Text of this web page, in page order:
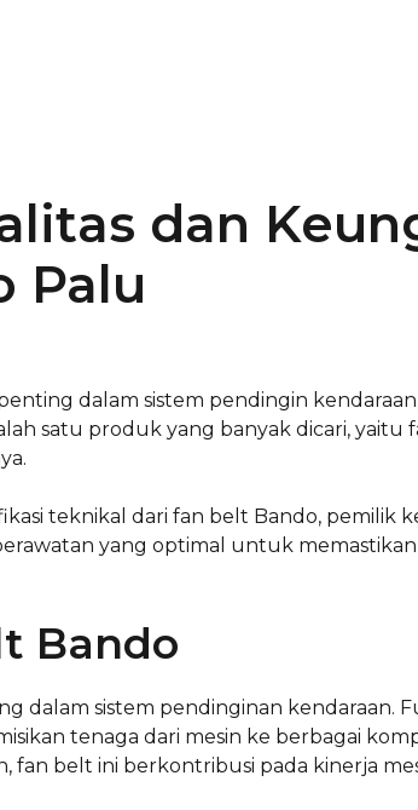
dan
Palu
dalam sistem pendingin
satu produk yang banyak dicari, yaitu
teknikal dari fan belt Bando, pemilik
yang optimal untuk
Bando
dalam sistem pendinginan kendaraan.
tenaga dari mesin ke berbagai
fan belt ini berkontribusi pada kinerja